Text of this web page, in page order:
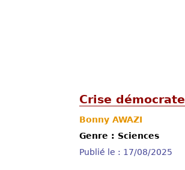
Crise démocrate
Bonny AWAZI
Genre : Sciences
Publié le : 17/08/2025